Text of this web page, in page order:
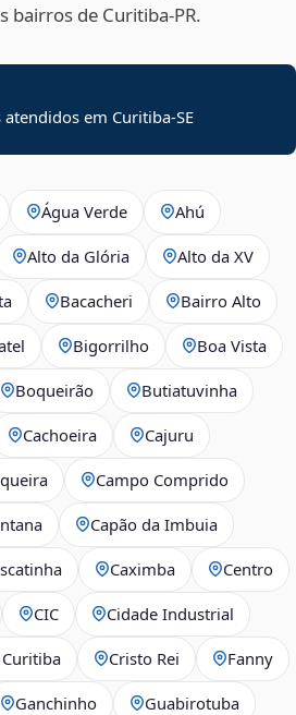
bairros de Curitiba‑PR.
atendidos em Curitiba-SE
Água Verde Ahú
Alto da Glória Alto da XV
Bacacheri Bairro Alto
Bigorrilho Boa Vista
Boqueirão Butiatuvinha
Cachoeira Cajuru
Campo Comprido
Capão da Imbuia
Caximba Centro
CIC Cidade Industrial
Cristo Rei Fanny
Ganchinho Guabirotuba